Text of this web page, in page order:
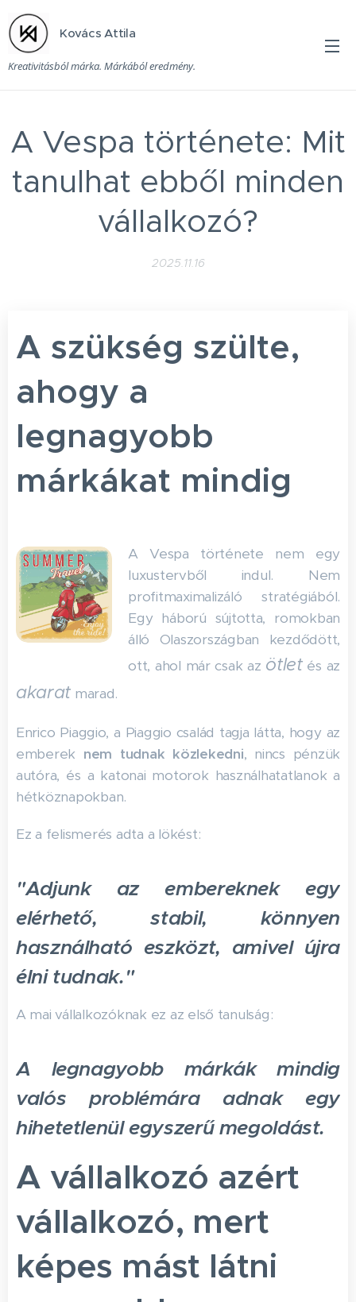
Kovács Attila
Kreativitásból márka. Márkából eredmény.
A Vespa története: Mit
tanulhat ebből minden
vállalkozó?
2025.11.16
A szükség szülte,
ahogy a
legnagyobb
márkákat mindig
A Vespa története nem egy
luxustervből indul. Nem
profitmaximalizáló stratégiából.
Egy háború sújtotta, romokban
álló Olaszországban kezdődött,
ott, ahol már csak az ötletés az
akarat marad.
Enrico Piaggio, a Piaggio család tagja látta, hogy az
emberek nem tudnak közlekedni, nincs pénzük
autóra, és a katonai motorok használhatatlanok a
hétköznapokban.
Ez a felismerés adta a lökést:
"Adjunk az embereknek egy
elérhető, stabil, könnyen
használható eszközt, amivel újra
élni tudnak."
A mai vállalkozóknak ez az első tanulság:
A legnagyobb márkák mindig
valós problémára adnak egy
hihetetlenül egyszerű megoldást.
A vállalkozó azért
vállalkozó, mert
képes mást látni